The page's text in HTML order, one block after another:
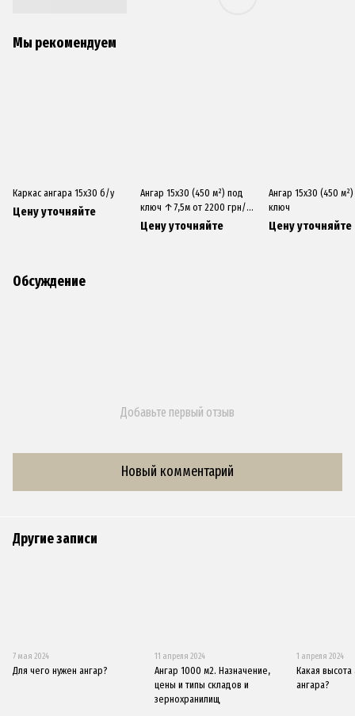
Мы рекомендуем
Каркас ангара 15х30 б/у
Цену уточняйте
Ангар 15х30 (450 м²) под
ключ ↑7,5м от 2200 грн/
м2
Цену уточняйте
Ангар 15х30 (450 м²) под
ключ
Цену уточняйте
Обсуждение
Добавьте первый отзыв
Новый комментарий
Другие записи
7 мая 2024
Для чего нужен ангар?
11 апреля 2024
Ангар 1000 м2. Назначение,
цены и типы складов и
зернохранилищ
1 апреля 2024
Какая
ангара?